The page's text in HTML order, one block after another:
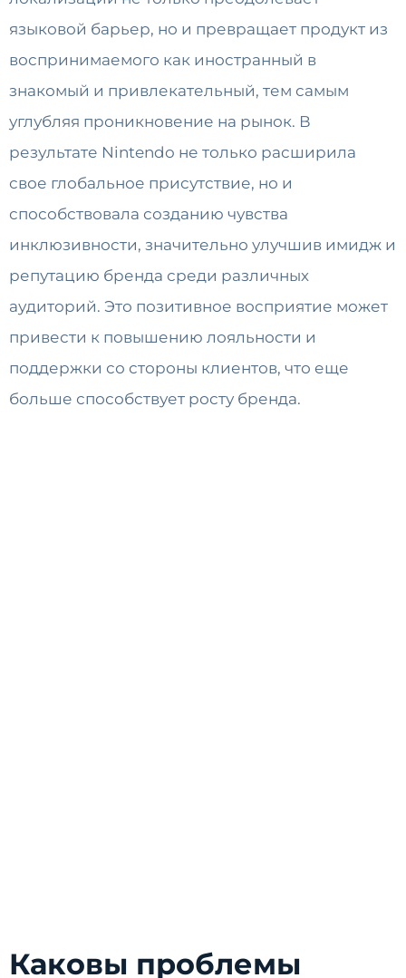
языковой барьер, но и превращает продукт из
воспринимаемого как иностранный в
знакомый и привлекательный, тем самым
углубляя проникновение на рынок. В
результате Nintendo не только расширила
свое глобальное присутствие, но и
способствовала созданию чувства
инклюзивности, значительно улучшив имидж и
репутацию бренда среди различных
аудиторий. Это позитивное восприятие может
привести к повышению лояльности и
поддержки со стороны клиентов, что еще
больше способствует росту бренда.
Каковы проблемы